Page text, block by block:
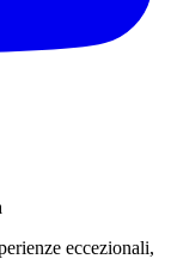
eccezionali,